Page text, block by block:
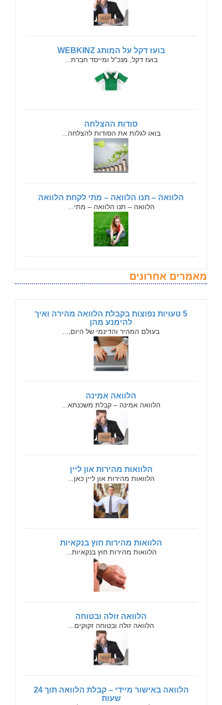
בועז דקל על המותג WEBKINZ
בועז דקל, מנכ"ל ומייסד חברת...
סודות ההצלחה
בואו לגלות את הסודות להצלחה...
הלוואה – תנו הלוואה – מתי לקחת הלוואה
הלוואה – תנו הלוואה – מתי...
מאמרים אחרונים
5 טעויות נפוצות בקבלת הלוואה מהירה ואיך
להימנע מהן
בעולם המהיר והדינמי של היום,...
הלוואה אמינה
הלוואה אמינה – קבלת משכנתא...
הלוואות מהירות און ליין
הלוואות מהירות און ליין כאן...
הלוואות מהירות חוץ בנקאיות
הלוואות מהירות חוץ בנקאיות...
הלוואה זולה ובטוחה
הלוואה זולה ובטוחה זקוקים...
הלוואה באישור מיידי – קבלת הלוואה תוך 24
שעות